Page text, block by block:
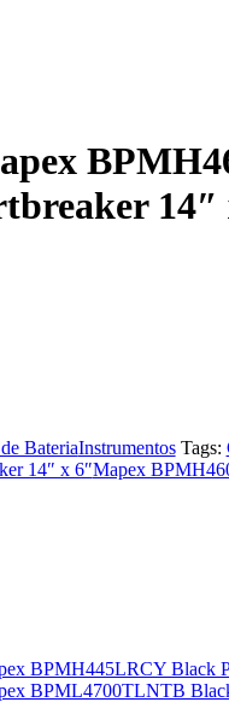
14″
BateriaInstrumentos Tags:
14″ x 6″Mapex
BPMH445LRCY Black
BPML4700TLNTB